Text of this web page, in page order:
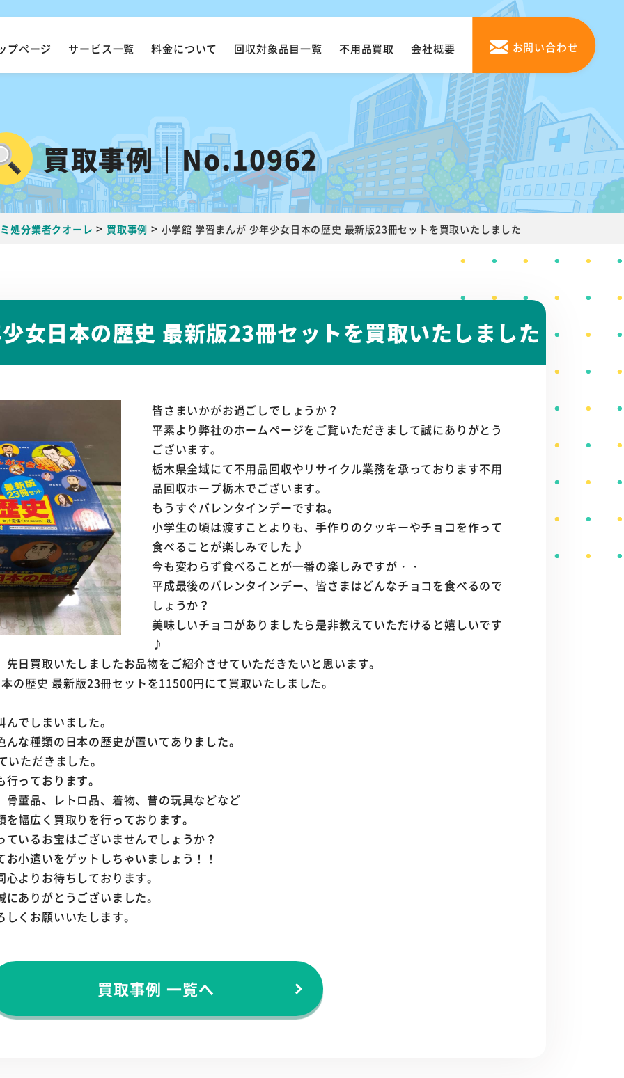
プページ サービス一覧 料金について 回収対象品目一覧 不用品買取 会社概要 お問い合わせ
買取事例｜No.10962
処分業者クオーレ > 買取事例 > 小学館 学習まんが 少年少女日本の歴史 最新版23冊セットを買取いたしました
女日本の歴史 最新版23冊セットを買取いたしました
皆さまいかがお過ごしでしょうか？
平素より弊社のホームページをご覧いただきまして誠にありがとう
ございます。
栃木県全域にて不用品回収やリサイクル業務を承っております不用
品回収ホープ栃木でございます。
もうすぐバレンタインデーですね。
小学生の頃は渡すことよりも、手作りのクッキーやチョコを作って
食べることが楽しみでした♪
今も変わらず食べることが一番の楽しみですが・・
平成最後のバレンタインデー、皆さまはどんなチョコを食べるので
しょうか？
美味しいチョコがありましたら是非教えていただけると嬉しいです
♪
日買取いたしましたお品物をご紹介させていただきたいと思います。
の歴史 最新版23冊セットを11500円にて買取いたしました。
でしまいました。
な種類の日本の歴史が置いてありました。
ただきました。
っております。
董品、レトロ品、着物、昔の玩具などなど
幅広く買取りを行っております。
いるお宝はございませんでしょうか？
小遣いをゲットしちゃいましょう！！
よりお待ちしております。
ありがとうございました。
くお願いいたします。
買取事例 一覧へ